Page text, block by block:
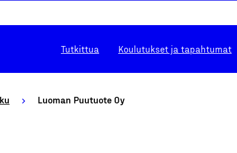
Tutkittua Koulutukset ja tapahtumat
Luoman Puutuote Oy